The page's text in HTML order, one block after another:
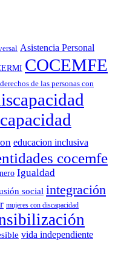
Asistencia Personal
COCEMFE
derechos de las personas con
educacion inclusiva
cocemfe
Igualdad
social integración
mujeres con discapacidad
vida independiente